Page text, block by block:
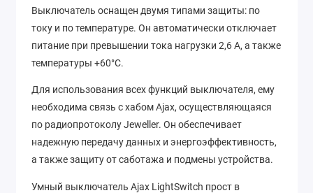
Выключатель оснащен двумя типами защиты: по
току и по температуре. Он автоматически отключает
питание при превышении тока нагрузки 2,6 А, а также
температуры +60°C.
Для использования всех функций выключателя, ему
необходима связь с хабом Ajax, осуществляющаяся
по радиопротоколу Jeweller. Он обеспечивает
надежную передачу данных и энергоэффективность,
а также защиту от саботажа и подмены устройства.
Умный выключатель Ajax LightSwitch прост в